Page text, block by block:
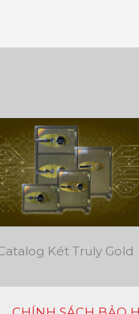
Két Truly Gold